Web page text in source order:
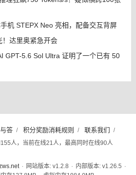
机 STEPX Neo 亮相，配备交互背屏
！达里奥紧急开会
GPT-5.6 Sol Ultra 证明了一个已有 50
答 / 积分奖励消耗规则 / 联系我们 /
人，当前在线21人，最高同时在线90人
· 网站版本: v1.2.8 · 内部版本: v1.26.5 ·